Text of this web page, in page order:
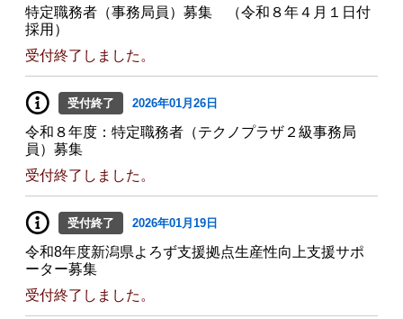
特定職務者（事務局員）募集 （令和８年４月１日付
採用）
受付終了しました。
受付終了 2026年01月26日
令和８年度：特定職務者（テクノプラザ２級事務局
員）募集
受付終了しました。
受付終了 2026年01月19日
令和8年度新潟県よろず支援拠点生産性向上支援サポ
ーター募集
受付終了しました。